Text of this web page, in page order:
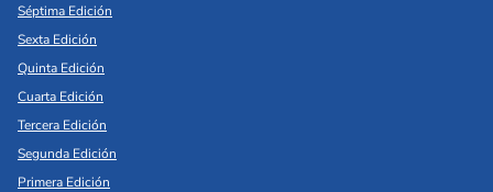
Séptima Edición
Sexta Edición
Quinta Edición
Cuarta Edición
Tercera Edición
Segunda Edición
Primera Edición